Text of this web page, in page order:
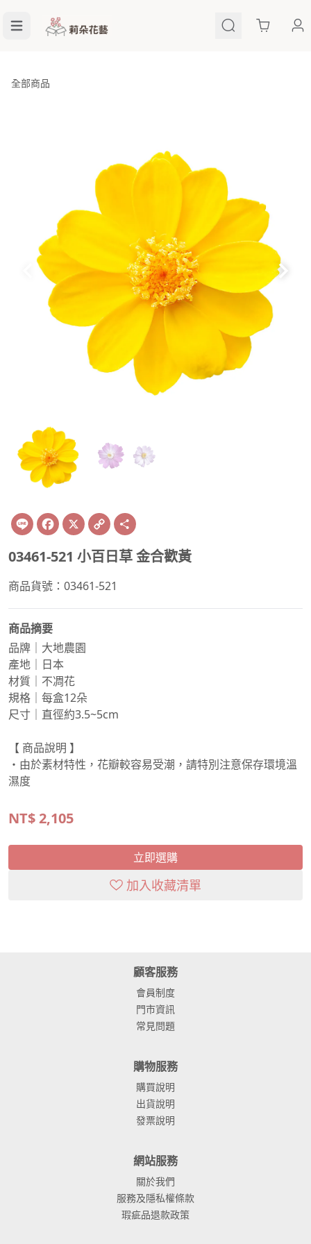
Cart
全部商品
Line Facebook
X Copy
Link
03461-521 小百日草 金合歡黃
商品貨號：03461-521
商品摘要
品牌｜大地農園
產地｜日本
材質｜不凋花
規格｜每盒12朵
尺寸｜直徑約3.5~5cm
【 商品說明 】
・由於素材特性，花瓣較容易受潮，請特別注意保存環境溫
濕度
NT$2,105
立即選購
加入收藏清單
顧客服務
會員制度
門市資訊
常見問題
購物服務
購買說明
出貨說明
發票說明
網站服務
關於我們
服務及隱私權條款
瑕疵品退款政策